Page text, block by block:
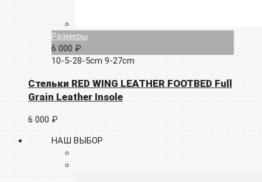
Размеры
6 000 ₽
10-5-28-5cm 9-27cm
Стельки RED WING LEATHER FOOTBED Full
Grain Leather Insole
6 000 ₽
НАШ ВЫБОР